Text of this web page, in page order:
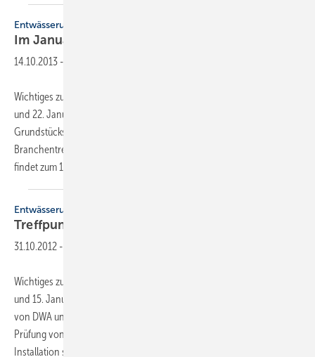
Entwässerungstagung
Im Januar nach
14.10.2013 -
Wichtiges zur Gebäude- und Grundstücksentwässerung steht am 21.
und 22. Januar 2014 auf dem Programm der
Grundstücksentwässerungstage mit begleitender Fachausstellung. Der
Branchentreff in Fulda, den DWA und ZVSHK ins Leben gerufen haben,
findet zum 15. Mal statt. Die Themen am ersten
Entwässerungstagung
Treffpunkt
31.10.2012 -
Wichtiges zur Gebäude- und Grundstücksentwässerung steht am 14.
und 15. Januar 2013 auf dem Programm der 14. Gemeinschaftstagung
von DWA und ZVSHK. Die Themen drehen sich unter anderem um die
Prüfung von Entwässerungsleitungen unmittelbar nach der
Installation sowie im Bestand. Auch gibt